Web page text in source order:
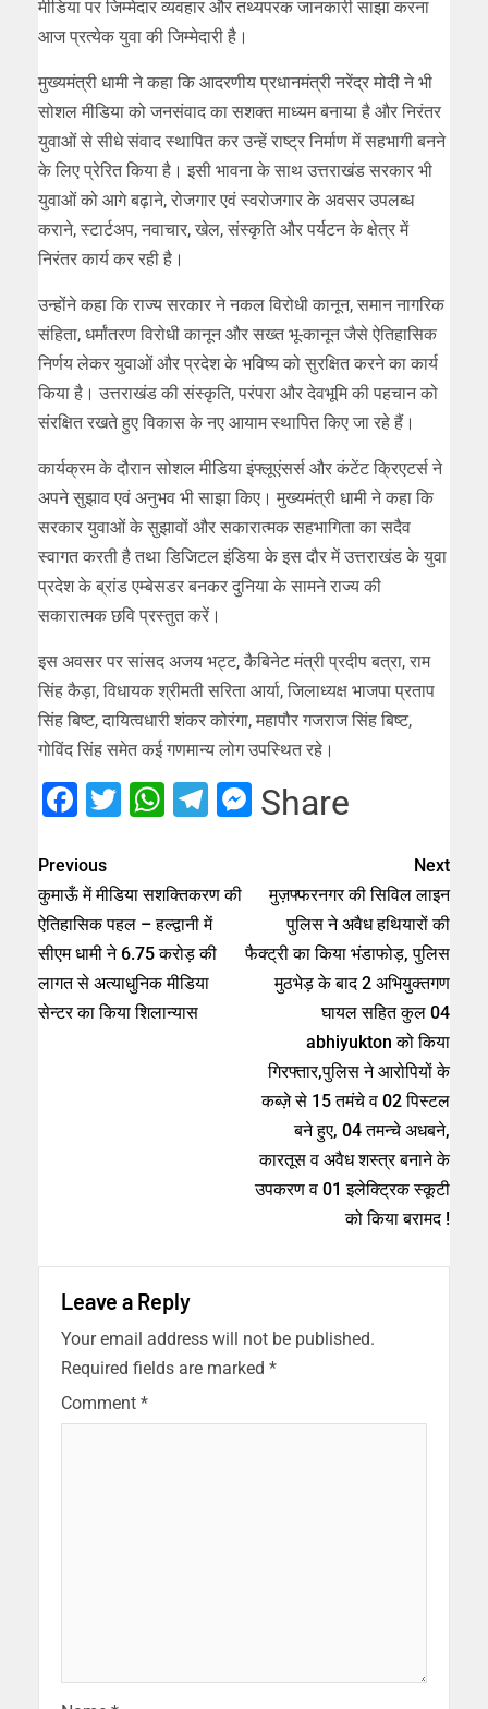
मीडिया पर जिम्मेदार व्यवहार और तथ्यपरक जानकारी साझा करना
आज प्रत्येक युवा की जिम्मेदारी है।
मुख्यमंत्री धामी ने कहा कि आदरणीय प्रधानमंत्री नरेंद्र मोदी ने भी
सोशल मीडिया को जनसंवाद का सशक्त माध्यम बनाया है और निरंतर
युवाओं से सीधे संवाद स्थापित कर उन्हें राष्ट्र निर्माण में सहभागी बनने
के लिए प्रेरित किया है। इसी भावना के साथ उत्तराखंड सरकार भी
युवाओं को आगे बढ़ाने, रोजगार एवं स्वरोजगार के अवसर उपलब्ध
कराने, स्टार्टअप, नवाचार, खेल, संस्कृति और पर्यटन के क्षेत्र में
निरंतर कार्य कर रही है।
उन्होंने कहा कि राज्य सरकार ने नकल विरोधी कानून, समान नागरिक
संहिता, धर्मांतरण विरोधी कानून और सख्त भू-कानून जैसे ऐतिहासिक
निर्णय लेकर युवाओं और प्रदेश के भविष्य को सुरक्षित करने का कार्य
किया है। उत्तराखंड की संस्कृति, परंपरा और देवभूमि की पहचान को
संरक्षित रखते हुए विकास के नए आयाम स्थापित किए जा रहे हैं।
कार्यक्रम के दौरान सोशल मीडिया इंफ्लूएंसर्स और कंटेंट क्रिएटर्स ने
अपने सुझाव एवं अनुभव भी साझा किए। मुख्यमंत्री धामी ने कहा कि
सरकार युवाओं के सुझावों और सकारात्मक सहभागिता का सदैव
स्वागत करती है तथा डिजिटल इंडिया के इस दौर में उत्तराखंड के युवा
प्रदेश के ब्रांड एम्बेसडर बनकर दुनिया के सामने राज्य की
सकारात्मक छवि प्रस्तुत करें।
इस अवसर पर सांसद अजय भट्ट, कैबिनेट मंत्री प्रदीप बत्रा, राम
सिंह कैड़ा, विधायक श्रीमती सरिता आर्या, जिलाध्यक्ष भाजपा प्रताप
सिंह बिष्ट, दायित्वधारी शंकर कोरंगा, महापौर गजराज सिंह बिष्ट,
गोविंद सिंह समेत कई गणमान्य लोग उपस्थित रहे।
Facebook
Twitter
WhatsApp
Telegram
Messenger
Share
Previous
कुमाऊँ में मीडिया सशक्तिकरण की
ऐतिहासिक पहल – हल्द्वानी में
सीएम धामी ने 6.75 करोड़ की
लागत से अत्याधुनिक मीडिया
सेन्टर का किया शिलान्यास
Next
मुज़फ्फरनगर की सिविल लाइन
पुलिस ने अवैध हथियारों की
फैक्ट्री का किया भंडाफोड़, पुलिस
मुठभेड़ के बाद 2 अभियुक्तगण
घायल सहित कुल 04
abhiyukton को किया
गिरफ्तार,पुलिस ने आरोपियों के
कब्ज़े से 15 तमंचे व 02 पिस्टल
बने हुए, 04 तमन्चे अधबने,
कारतूस व अवैध शस्त्र बनाने के
उपकरण व 01 इलेक्ट्रिक स्कूटी
को किया बरामद !
Leave a Reply
Your email address will not be published.
Required fields are marked *
Comment *